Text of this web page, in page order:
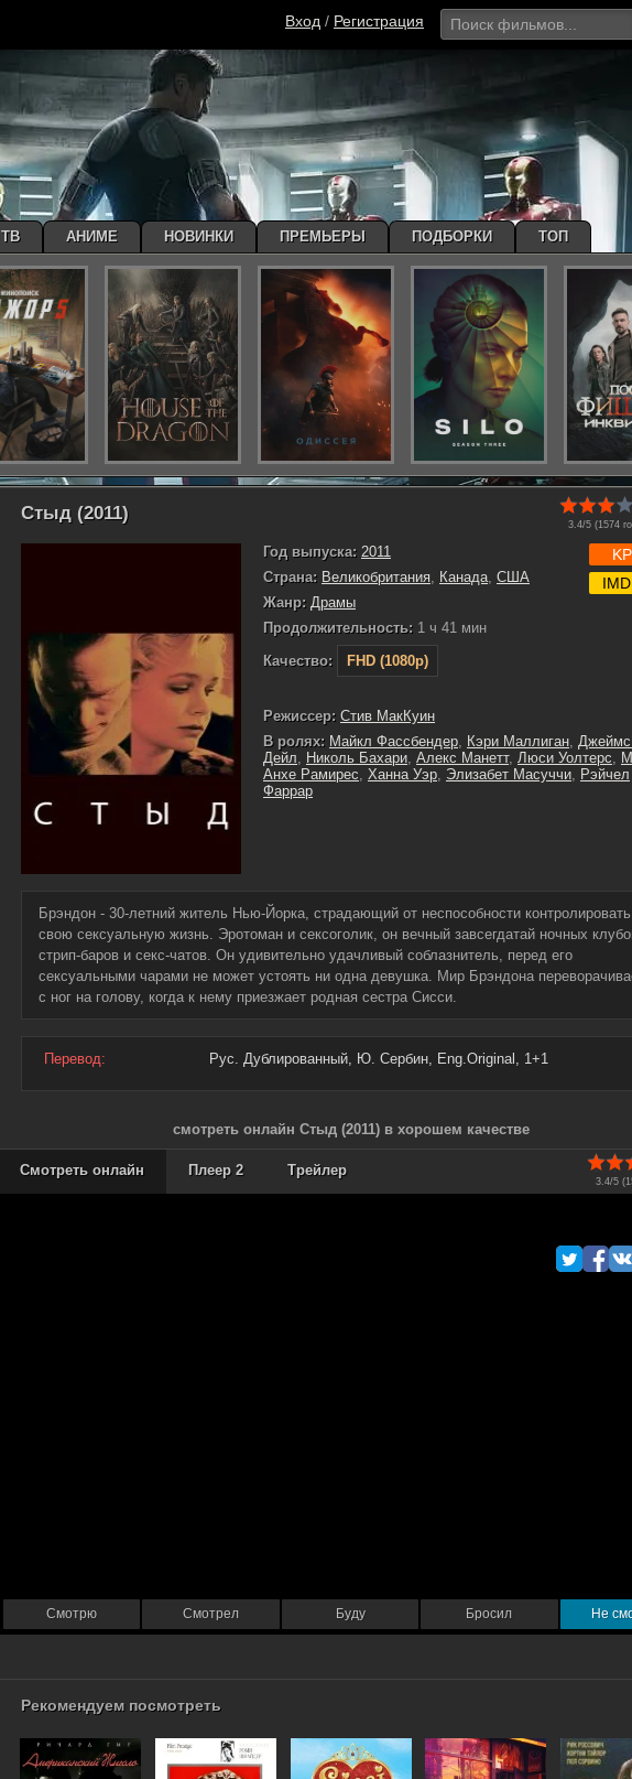
Вход / Регистрация
Стыд (2011)
3.4/5 (1574
Год выпуска: 2011
Страна: Великобритания, Канада, США
Жанр: Драмы
Продолжительность: 1 ч 41 мин
Качество:
FHD (1080p)
Режиссер: Стив МакКуин
В ролях: Майкл Фассбендер, Кэри Маллиган,
Дейл, Николь Бахари, Алекс Манетт, Люси Уолтерс,
Анхе Рамирес, Ханна Уэр, Элизабет Масуччи, Рэйчел
Фаррар
Брэндон - 30-летний житель Нью-Йорка, страдающий от неспособности контролировать
свою сексуальную жизнь. Эротоман и сексоголик, он вечный завсегдатай ночных
стрип-баров и секс-чатов. Он удивительно удачливый соблазнитель, перед его
сексуальными чарами не может устоять ни одна девушка. Мир Брэндона
с ног на голову, когда к нему приезжает родная сестра Сисси.
Перевод: Рус. Дублированный, Ю. Сербин, Eng.Original, 1+1
смотреть онлайн Стыд (2011) в хорошем качестве
3.4/5 (
Смотреть онлайн Плеер 2 Трейлер
Смотрю Смотрел Буду Бросил Не
Рекомендуем посмотреть
ТВ АНИМЕ НОВИНКИ ПРЕМЬЕРЫ ПОДБОРКИ ТОП